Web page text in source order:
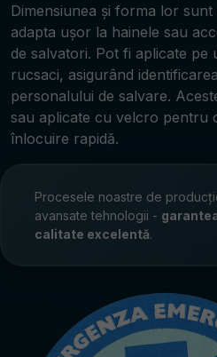
Dimensiunea și forma lor
adapta ușor la hainele sau
de salvatori. Pot fi aplicate pe
rucsaci, asigurând
personalului de salvare.
sau aplicate cu velcro pentru
înlocuire rapidă.
Procesele noastre de
avansate tehnologii -
calitate excelentă.